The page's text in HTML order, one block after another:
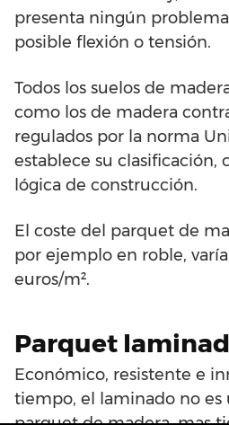
presenta ningún
posible flexión o tensión.
Todos los suelos de
como los de madera
regulados por la norma
establece su clasificación,
lógica de construcción.
El coste del parquet de
por ejemplo en roble,
euros/m².
Parquet
Económico, resistente e
tiempo, el laminado no